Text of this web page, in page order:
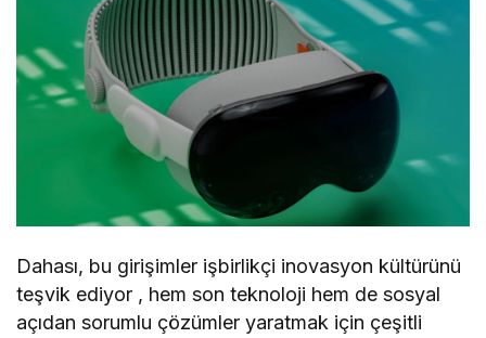
Dahası, bu girişimler işbirlikçi inovasyon kültürünü
teşvik ediyor , hem son teknoloji hem de sosyal
açıdan sorumlu çözümler yaratmak için çeşitli